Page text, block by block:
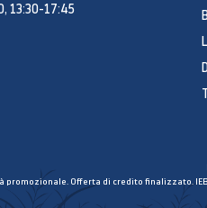
13:30-17:45
Offerta di credito finalizzato.